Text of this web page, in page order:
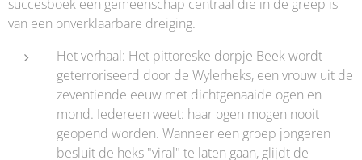
succesboek een gemeenschap centraal die in de greep is
van een onverklaarbare dreiging.
Het verhaal: Het pittoreske dorpje Beek wordt
geterroriseerd door de Wylerheks, een vrouw uit de
zeventiende eeuw met dichtgenaaide ogen en
mond. Iedereen weet: haar ogen mogen nooit
geopend worden. Wanneer een groep jongeren
besluit de heks "viral" te laten gaan, glijdt de